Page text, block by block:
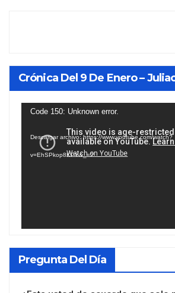
Crónica Del 9 De Enero –
Reproductor
vídeo
Code 150: Unknown error.
Descargar archivo: https://www.youtube.com/watch?
v=EhSPkop8KPY&_=2
Pregunta Del Día